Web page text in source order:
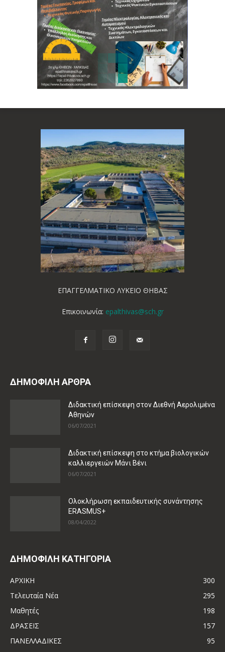
ΕΠΑΓΓΕΛΜΑΤΙΚΟ ΛΥΚΕΙΟ ΘΗΒΑΣ
Επικοινωνία: epalthivas@sch.gr
ΔΗΜΟΦΙΛΗ ΑΡΘΡΑ
Διδακτική επίσκεψη στον Διεθνή Αερολιμένα
Αθηνών
06/07/2021
Διδακτική επίσκεψη στο κτήμα βιολογικών
καλλιεργειών Μάνι Βένι
06/07/2021
Ολοκλήρωση εκπαιδευτικής συνάντησης
ERASMUS+
08/04/2022
ΔΗΜΟΦΙΛΗ ΚΑΤΗΓΟΡΙΑ
ΑΡΧΙΚΗ
300
Τελευταία Νέα
295
Μαθητές
198
ΔΡΑΣΕΙΣ
157
ΠΑΝΕΛΛΑΔΙΚΕΣ
95